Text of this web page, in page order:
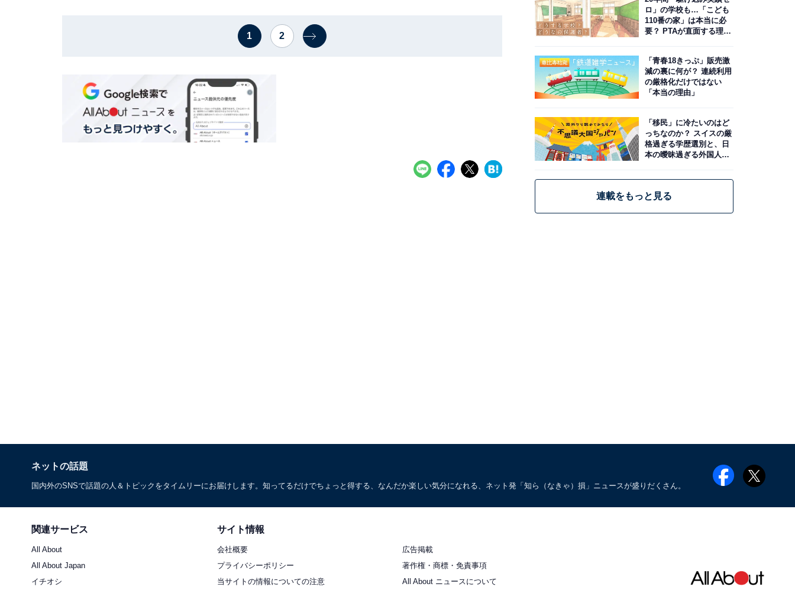
1 2
ロ」の学校も…「こども
110番の家」は本当に必
要？ PTAが直面する理想
「青春18きっぷ」販売激
減の裏に何が？ 連続利用
の厳格化だけではない
「本当の理由」
「移民」に冷たいのはど
っちなのか？ スイスの厳
格過ぎる学歴選別と、日
本の曖昧過ぎる外国人政
連載をもっと見る
ネットの話題
国内外のSNSで話題の人＆トピックをタイムリーにお届けします。知ってるだけでちょっと得する、なんだか楽しい気分になれる、ネット発「知ら（なきゃ）損」ニュースが盛りだくさん。
関連サービス
All About
All About Japan
イチオシ
サイト情報
会社概要
広告掲載
プライバシーポリシー
著作権・商標・免責事項
当サイトの情報についての注意
All About ニュースについて